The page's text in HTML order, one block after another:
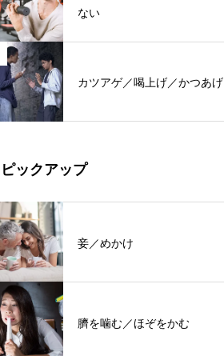
ない
カツアゲ／喝上げ／かつあげ
ピックアップ
妾／めかけ
臍を噛む／ほぞをかむ